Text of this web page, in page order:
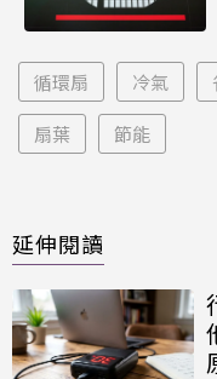
循環扇 冷氣
扇葉 節能
延伸閱讀